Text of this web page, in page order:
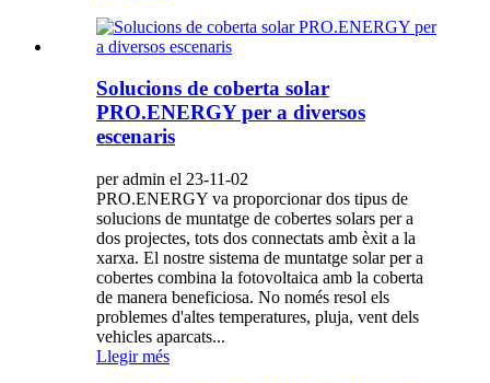
Solucions de coberta solar
PRO.ENERGY per a diversos
escenaris
per admin el 23-11-02
PRO.ENERGY va proporcionar dos tipus de
solucions de muntatge de cobertes solars per a
dos projectes, tots dos connectats amb èxit a la
xarxa. El nostre sistema de muntatge solar per a
cobertes combina la fotovoltaica amb la coberta
de manera beneficiosa. No només resol els
problemes d'altes temperatures, pluja, vent dels
vehicles aparcats...
Llegir més